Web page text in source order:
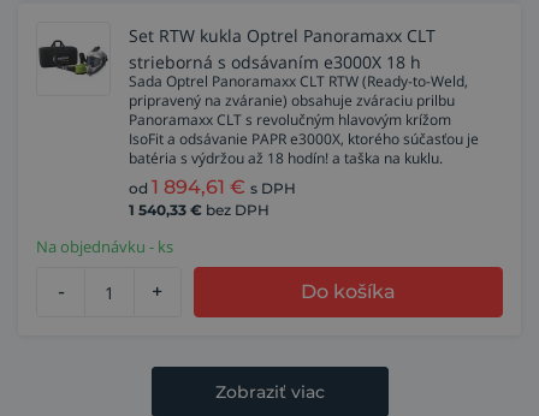
Set RTW kukla Optrel Panoramaxx CLT
strieborná s odsávaním e3000X 18 h
Sada Optrel Panoramaxx CLT RTW (Ready-to-Weld,
pripravený na zváranie) obsahuje zváraciu prilbu
Panoramaxx CLT s revolučným hlavovým krížom
IsoFit a odsávanie PAPR e3000X, ktorého súčasťou je
batéria s výdržou až 18 hodín! a taška na kuklu.
od 1 894,61 € s DPH
1 540,33 € bez DPH
Na objednávku - ks
- + Do košíka
Zobraziť viac